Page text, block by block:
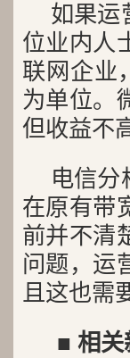
如果运
位业内人
联网企业
为单位。
但收益不
电信分
在原有带
前并不清
问题，运
且这也需
■ 相关